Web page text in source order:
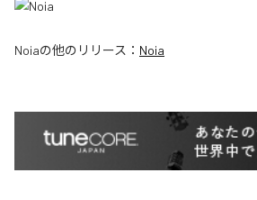
Noiaの他のリリース： Noia